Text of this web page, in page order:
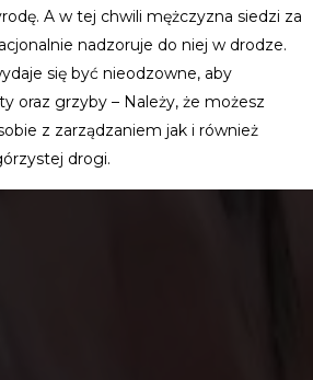
A w tej chwili mężczyzna siedzi za
nadzoruje do niej w drodze.
się być nieodzowne, aby
oraz grzyby – Należy, że możesz
z zarządzaniem jak i również
drogi.